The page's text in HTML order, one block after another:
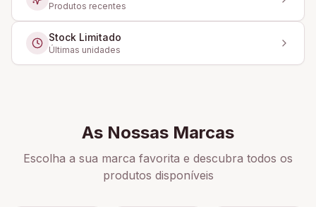
Produtos recentes
Stock Limitado
Últimas unidades
As Nossas Marcas
Escolha a sua marca favorita e descubra todos os
produtos disponíveis